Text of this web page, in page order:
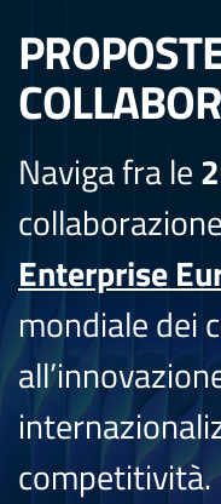
Naviga fra le
Enterprise
mondiale dei
competitività.